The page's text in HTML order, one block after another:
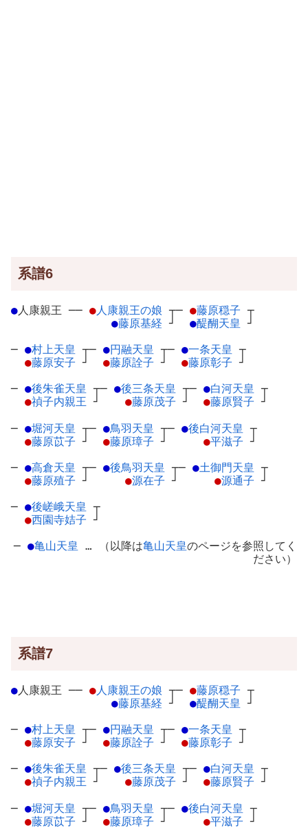
系譜6
●人康親王 ── ●人康親王の娘 ┬
●藤原基経 ┘
─ ●藤原穏子 ┬
●醍醐天皇 ┘
─ ●村上天皇 ┬
●藤原安子 ┘
─ ●円融天皇 ┬
●藤原詮子 ┘
─ ●一条天皇 ┬
●藤原彰子 ┘
─ ●後朱雀天皇 ┬
●禎子内親王 ┘
─ ●後三条天皇 ┬
●藤原茂子 ┘
─ ●白河天皇 ┬
●藤原賢子 ┘
─ ●堀河天皇 ┬
●藤原苡子 ┘
─ ●鳥羽天皇 ┬
●藤原璋子 ┘
─ ●後白河天皇 ┬
●平滋子 ┘
─ ●高倉天皇 ┬
●藤原殖子 ┘
─ ●後鳥羽天皇 ┬
●源在子 ┘
─ ●土御門天皇 ┬
●源通子 ┘
─ ●後嵯峨天皇 ┬
●西園寺姞子 ┘
─ ●亀山天皇 … （以降は亀山天皇のページを参照してく
ださい）
系譜7
●人康親王 ── ●人康親王の娘 ┬
●藤原基経 ┘
─ ●藤原穏子 ┬
●醍醐天皇 ┘
─ ●村上天皇 ┬
●藤原安子 ┘
─ ●円融天皇 ┬
●藤原詮子 ┘
─ ●一条天皇 ┬
●藤原彰子 ┘
─ ●後朱雀天皇 ┬
●禎子内親王 ┘
─ ●後三条天皇 ┬
●藤原茂子 ┘
─ ●白河天皇 ┬
●藤原賢子 ┘
─ ●堀河天皇 ┬
●藤原苡子 ┘
─ ●鳥羽天皇 ┬
●藤原璋子 ┘
─ ●後白河天皇 ┬
●平滋子 ┘